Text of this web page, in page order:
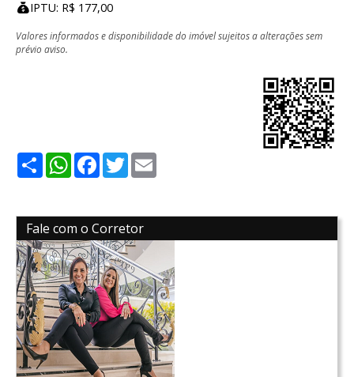
IPTU: R$ 177,00
Valores informados e disponibilidade do imóvel sujeitos a alterações sem
prévio aviso.
ShareWhatsApp
Facebook
Twitter
Fale com o Corretor